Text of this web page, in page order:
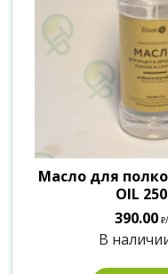
Масло для
OIL
390.00 ₽
В